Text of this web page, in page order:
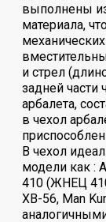
выполнены
материала,
и стрел
задней части
арбалета,
в чехол
В чехол
модели как :
410 (ЖНЕЦ
ХВ-56, Man